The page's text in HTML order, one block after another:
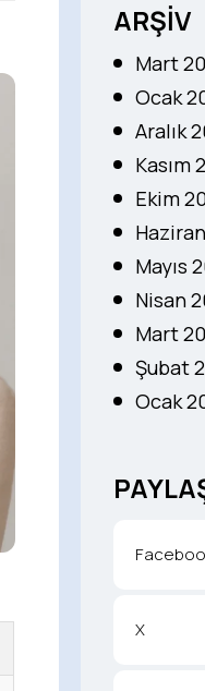
ARŞİV
Mart
Ocak
Aralık
Kasım
Ekim
Mayıs
Nisan
Mart
Şubat
Ocak
X